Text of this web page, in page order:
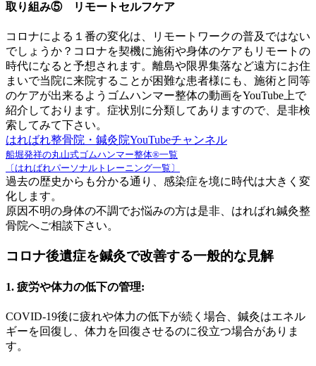
取り組み⑤ リモートセルフケア
コロナによる１番の変化は、リモートワークの普及ではない
でしょうか？コロナを契機に施術や身体のケアもリモートの
時代になると予想されます。離島や限界集落など遠方にお住
まいで当院に来院することが困難な患者様にも、施術と同等
のケアが出来るようゴムハンマー整体の動画をYouTube上で
紹介しております。症状別に分類してありますので、是非検
索してみて下さい。
はればれ整骨院・鍼灸院YouTubeチャンネル
船堀発祥の丸山式ゴムハンマー整体®︎一覧
〔はればれパーソナルトレーニング一覧〕
過去の歴史からも分かる通り、感染症を境に時代は大きく変
化します。
原因不明の身体の不調でお悩みの方は是非、はればれ鍼灸整
骨院へご相談下さい。
コロナ後遺症を鍼灸で改善する一般的な見解
1. 疲労や体力の低下の管理:
COVID-19後に疲れや体力の低下が続く場合、鍼灸はエネル
ギーを回復し、体力を回復させるのに役立つ場合がありま
す。